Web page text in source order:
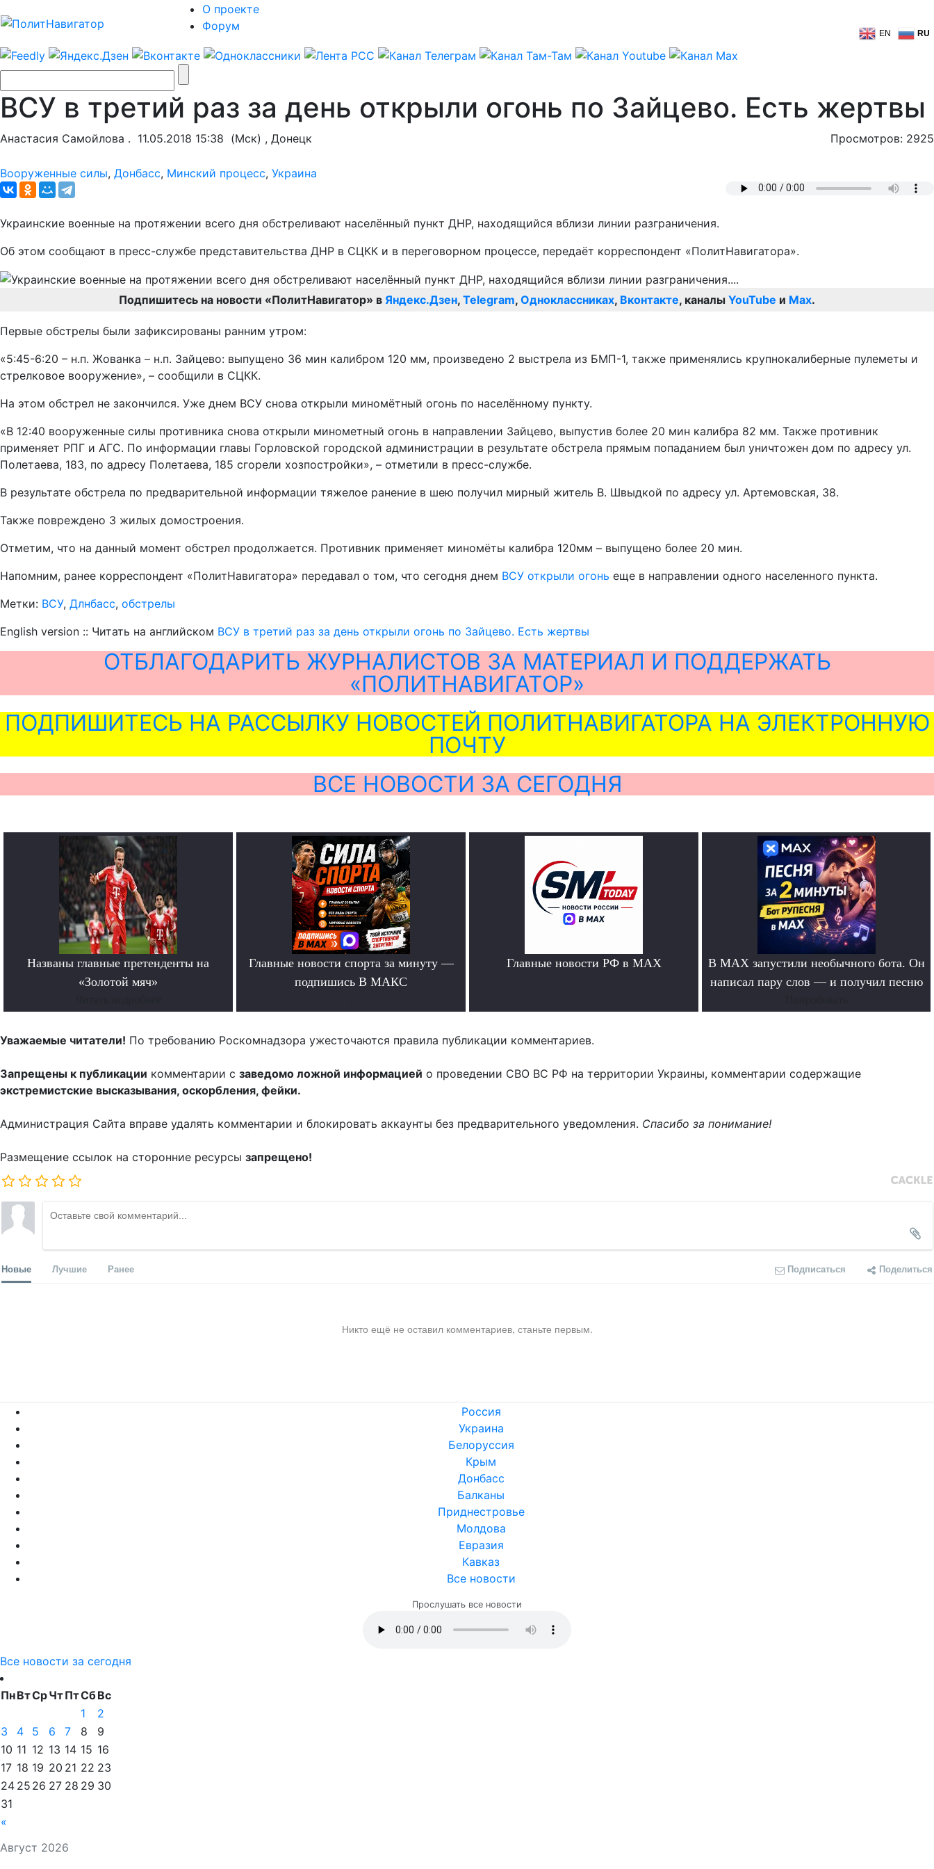
О проекте
Форум
EN RU
ВСУ в третий раз за день открыли огонь по Зайцево. Есть жертвы
Анастасия Самойлова . 11.05.2018 15:38 (Мск) , Донецк Просмотров: 2925
Вооруженные силы, Донбасс, Минский процесс, Украина
Украинские военные на протяжении всего дня обстреливают населённый пункт ДНР, находящийся вблизи линии разграничения.
Об этом сообщают в пресс-службе представительства ДНР в СЦКК и в переговорном процессе, передаёт корреспондент «ПолитНавигатора».
Подпишитесь на новости «ПолитНавигатор» в Яндекс.Дзен, Telegram, Одноклассниках, Вконтакте, каналы YouTube и Max.
Первые обстрелы были зафиксированы ранним утром:
«5:45-6:20 – н.п. Жованка – н.п. Зайцево: выпущено 36 мин калибром 120 мм, произведено 2 выстрела из БМП-1, также применялись крупнокалиберные пулеметы и
стрелковое вооружение», – сообщили в СЦКК.
На этом обстрел не закончился. Уже днем ВСУ снова открыли миномётный огонь по населённому пункту.
«В 12:40 вооруженные силы противника снова открыли минометный огонь в направлении Зайцево, выпустив более 20 мин калибра 82 мм. Также противник
применяет РПГ и АГС. По информации главы Горловской городской администрации в результате обстрела прямым попаданием был уничтожен дом по адресу ул.
Полетаева, 183, по адресу Полетаева, 185 сгорели хозпостройки», – отметили в пресс-службе.
В результате обстрела по предварительной информации тяжелое ранение в шею получил мирный житель В. Швыдкой по адресу ул. Артемовская, 38.
Также повреждено 3 жилых домостроения.
Отметим, что на данный момент обстрел продолжается. Противник применяет миномёты калибра 120мм – выпущено более 20 мин.
Напомним, ранее корреспондент «ПолитНавигатора» передавал о том, что сегодня днем ВСУ открыли огонь еще в направлении одного населенного пункта.
Метки: ВСУ, Длнбасс, обстрелы
English version :: Читать на английском ВСУ в третий раз за день открыли огонь по Зайцево. Есть жертвы
ОТБЛАГОДАРИТЬ ЖУРНАЛИСТОВ ЗА МАТЕРИАЛ И ПОДДЕРЖАТЬ
«ПОЛИТНАВИГАТОР»
ПОДПИШИТЕСЬ НА РАССЫЛКУ НОВОСТЕЙ ПОЛИТНАВИГАТОРА НА ЭЛЕКТРОННУЮ
ПОЧТУ
ВСЕ НОВОСТИ ЗА СЕГОДНЯ
Названы главные претенденты на
«Золотой мяч»
Главные новости спорта за минуту —
подпишись В МАКС
Главные новости РФ в MAX
В MAX запустили необычного бота. Он
написал пару слов — и получил песню
Уважаемые читатели! По требованию Роскомнадзора ужесточаются правила публикации комментариев.
Запрещены к публикации комментарии с заведомо ложной информацией о проведении СВО ВС РФ на территории Украины, комментарии содержащие
экстремистские высказывания, оскорбления, фейки.
Администрация Сайта вправе удалять комментарии и блокировать аккаунты без предварительного уведомления. Спасибо за понимание!
Размещение ссылок на сторонние ресурсы запрещено!
Новые Лучшие Ранее Подписаться Поделиться
Никто ещё не оставил комментариев, станьте первым.
Россия
Украина
Белоруссия
Крым
Донбасс
Балканы
Приднестровье
Молдова
Евразия
Кавказ
Все новости
Прослушать все новости
Все новости за сегодня
Август 2026
ПнВтСрЧтПтСбВс
«
1
2
3
4 5 6 7 8
9
10 11 12 13 14 15 16
17 18 19 20 21 22 23
24 25 26 27 28 29 30
31